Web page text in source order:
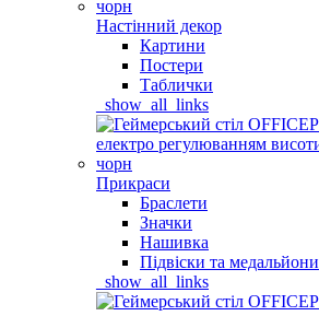
Настінний декор
Картини
Постери
Таблички
_show_all_links
Прикраси
Браслети
Значки
Нашивка
Підвіски та медальйони
_show_all_links